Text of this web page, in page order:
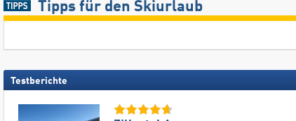
Tipps für den Skiurlaub
Testberichte